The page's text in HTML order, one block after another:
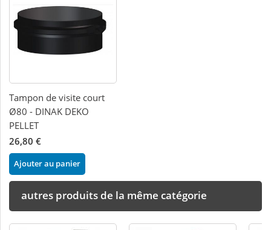
Tampon de visite court
Ø80 - DINAK DEKO
PELLET
26,80 €
Ajouter au panier
autres produits de la même catégorie